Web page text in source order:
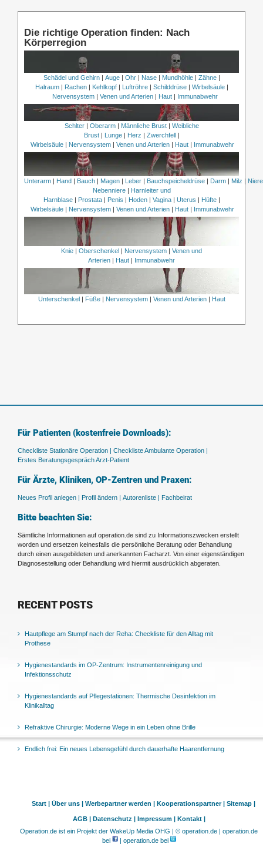
Die richtige Operation finden: Nach
Körperregion
Schädel und Gehirn| Auge| Ohr| Nase| Mundhöhle| Zähne|
Halraum| Rachen| Kehlkopf| Luftröhre| Schilddrüse| Wirbelsäule|
Nervensystem | Venen und Arterien | Haut | Immunabwehr
Schlter| Oberarm| Männliche Brust| Weibliche
Brust| Lunge| Herz | Zwerchfell|
Wirbelsäule | Nervensystem | Venen und Arterien | Haut | Immunabwehr
Unterarm| Hand| Bauch| Magen| Leber| Bauchspeicheldrüse| Darm| Milz |
Nebenniere| Harnleiter und
Harnblase| Prostata| Penis | Hoden| Vagina| Uterus | Hüfte|
Wirbelsäule | Nervensystem | Venen und Arterien | Haut | Immunabwehr
Knie Oberschenkel Nervensystem
Venen und
Arterien
Haut Immunabwehr
Unterschenkel Füße| Nervensystem| Venen und Arterien| Haut
Für Patienten (kostenfreie Downloads):
Checkliste Stationäre Operation | Checkliste Ambulante Operation |
Erstes Beratungsgespräch Arzt-Patient
Für Ärzte, Kliniken, OP-Zentren und Praxen:
Neues Profil anlegen | Profil ändern | Autorenliste | Fachbeirat
Bitte beachten Sie:
Sämtliche Informationen auf operation.de sind zu Informationszwecken erstellt
worden und ersetzen keinesfalls die persönliche Beratung oder Behandlung
durch einen ausgebildeten und anerkannten Facharzt. Von einer eigenständigen
Diagnosestellung oder Behandlung wird hiermit ausdrücklich abgeraten.
RECENT POSTS
Hautpflege am Stumpf nach der Reha: Checkliste für den Alltag mit
Prothese
Hygienestandards im OP-Zentrum: Instrumentenreinigung und
Infektionsschutz
Hygienestandards auf Pflegestationen: Thermische Desinfektion im
Klinikalltag
Refraktive Chirurgie: Moderne Wege in ein Leben ohne Brille
Endlich frei: Ein neues Lebensgefühl durch dauerhafte Haarentfernung
Start | Über uns | Werbepartner werden | Kooperationspartner | Sitemap |
AGB | Datenschutz | Impressum | Kontakt |
Operation.de ist ein Projekt der WakeUp Media OHG | © operation.de | operation.de
bei
| operation.de bei